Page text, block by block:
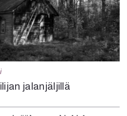
jalanjäljillä